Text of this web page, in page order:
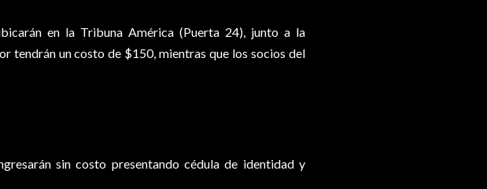
en la Tribuna América (Puerta 24), junto a la
tendrán un costo de $150, mientras que los socios del
sin costo presentando cédula de identidad y